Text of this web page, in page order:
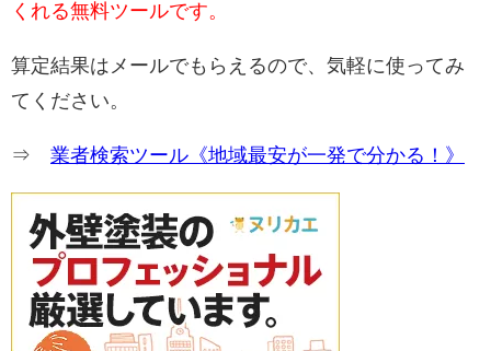
くれる無料ツールです。
算定結果はメールでもらえるので、気軽に使ってみ
てください。
⇒ 業者検索ツール《地域最安が一発で分かる！》